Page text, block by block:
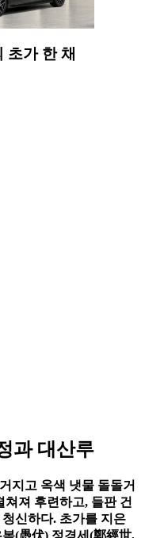
초가 한 채
과 대산루
지고 옥색 냇물 돌돌거
져 후련하고, 들판 건
신하다. 초가를 지은